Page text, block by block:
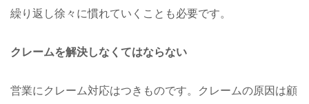
繰り返し徐々に慣れていくことも必要です。
クレームを解決しなくてはならない
営業にクレーム対応はつきものです。クレームの原因は顧